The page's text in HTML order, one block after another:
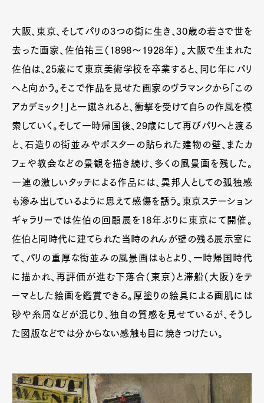
大阪、東京、そしてパリの3つの街に生き、30歳の若さで世を
去った画家、佐伯祐三（1898〜1928年) 。大阪で生まれた
佐伯は、25歳にて東京美術学校を卒業すると、同じ年にパリ
へと向かう。そこで作品を見せた画家のヴラマンクから「この
アカデミック！」と一蹴されると、衝撃を受けて自らの作風を模
索していく。そして一時帰国後、29歳にして再びパリへと渡る
と、石造りの街並みやポスターの貼られた建物の壁、またカ
フェや教会などの景観を描き続け、多くの風景画を残した。
一連の激しいタッチによる作品には、異邦人としての孤独感
も滲み出しているように思えて感傷を誘う。東京ステーション
ギャラリーでは佐伯の回顧展を18年ぶりに東京にて開催。
佐伯と同時代に建てられた当時のれんが壁の残る展示室に
て、パリの重厚な街並みの風景画はもとより、一時帰国時代
に描かれ、再評価が進む下落合（東京）と滞船（大阪）をテ
ーマとした絵画を鑑賞できる。厚塗りの絵具による画肌には
砂や糸屑などが混じり、独自の質感を見せているが、そうし
た図版などでは分からない感触も目に焼きつけたい。